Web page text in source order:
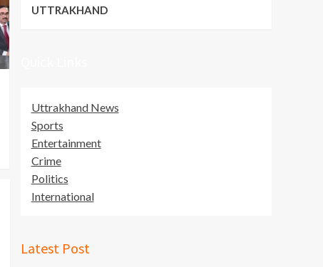
UTTRAKHAND
Uttrakhand News
Sports
Entertainment
Crime
Politics
International
Latest Post